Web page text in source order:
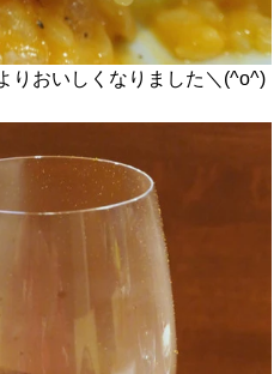
りおいしくなりました＼(^o^)